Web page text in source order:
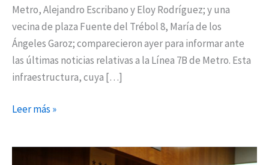
Metro, Alejandro Escribano y Eloy Rodríguez; y una
vecina de plaza Fuente del Trébol 8, María de los
Ángeles Garoz; comparecieron ayer para informar ante
las últimas noticias relativas a la Línea 7B de Metro. Esta
infraestructura, cuya […]
Leer más »